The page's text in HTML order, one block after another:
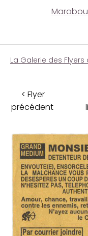
La Galerie des
< Flyer
précédent